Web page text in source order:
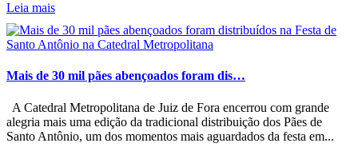
Leia mais
Mais de 30 mil pães abençoados foram dis…
A Catedral Metropolitana de Juiz de Fora encerrou com grande
alegria mais uma edição da tradicional distribuição dos Pães de
Santo Antônio, um dos momentos mais aguardados da festa em...